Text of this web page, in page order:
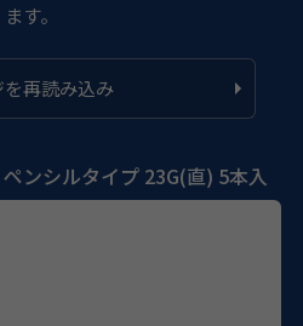
ます。
を再読み込み
ンシルタイプ 23G(直) 5本入